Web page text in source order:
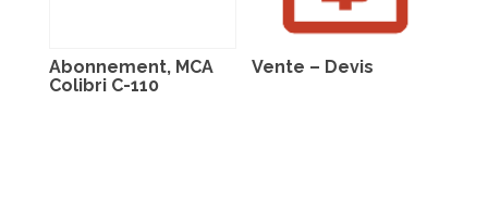
Abonnement, MCA
Colibri C-110
Vente – Devis